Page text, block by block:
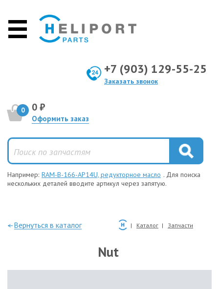
+7 (903) 129-55-25
Заказать звонок
0 0 ₽
Оформить заказ
Например: RAM-B-166-AP14U, редукторное масло . Для поиска
нескольких деталей вводите артикул через запятую.
—Вернуться в каталог Каталог Запчасти
Nut